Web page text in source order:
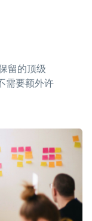
留的顶级
需要额外许